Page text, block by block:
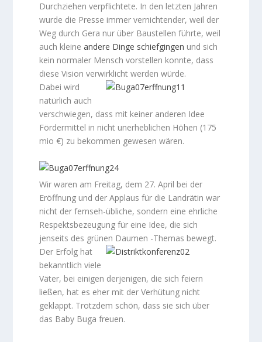
Durchziehen verpflichtete. In den letzten Jahren
wurde die Presse immer vernichtender, weil der
Weg durch Gera nur über Baustellen führte, weil
auch kleineandere Dinge schiefgingen und sich
kein normaler Mensch vorstellen konnte, dass
diese Vision verwirklicht werden würde.
Dabei wird
natürlich auch
verschwiegen, dass mit keiner anderen Idee
Fördermittel in nicht unerheblichen Höhen (175
mio €) zu bekommen gewesen wären.
Wir waren am Freitag, dem 27. April bei der
Eröffnung und der Applaus für die Landrätin war
nicht der fernseh-übliche, sondern eine ehrliche
Respektsbezeugung für eine Idee, die sich
jenseits des grünen Daumen -Themas bewegt.
Der Erfolg hat
bekanntlich viele
Väter, bei einigen derjenigen, die sich feiern
ließen, hat es eher mit der Verhütung nicht
geklappt. Trotzdem schön, dass sie sich über
das Baby Buga freuen.